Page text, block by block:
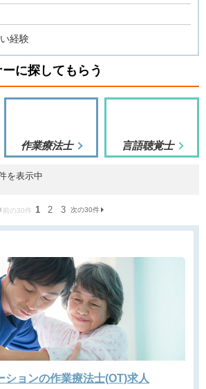
経験
に探してもらう
作業療法士 言語聴覚士
を表示中
前の30件 1 2 3 次の30件
ションの作業療法士(OT)求人